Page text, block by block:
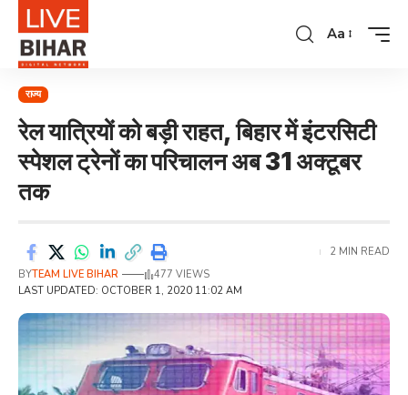
Aa
राज्य
रेल यात्रियों को बड़ी राहत, बिहार में इंटरसिटी
स्पेशल ट्रेनों का परिचालन अब 31 अक्टूबर
तक
LAST UPDATED: OCTOBER 1, 2020 11:02 AM
BYTEAM LIVE BIHAR 477 VIEWS
2 MIN READ